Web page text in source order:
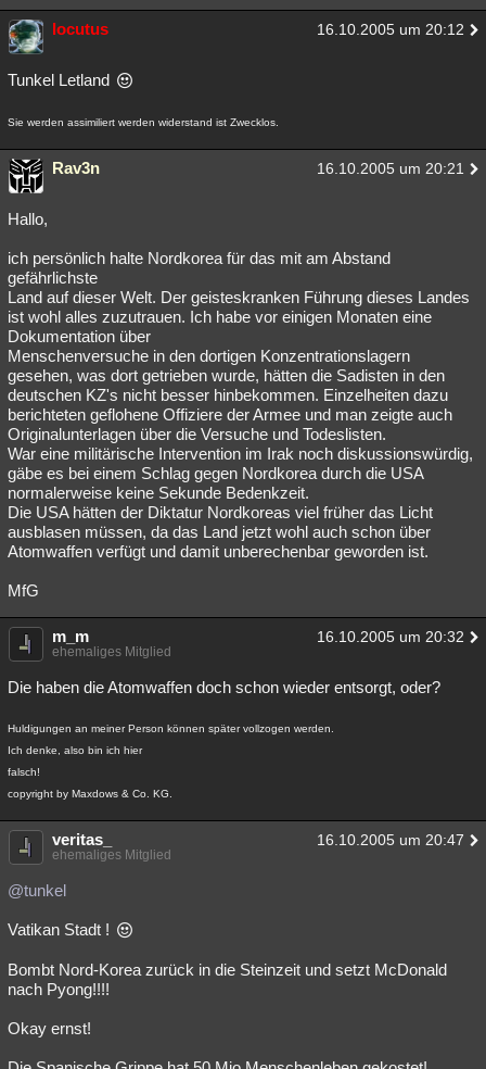
locutus 16.10.2005 um 20:12
Tunkel Letland
Sie werden assimiliert werden widerstand ist Zwecklos.
Rav3n 16.10.2005 um 20:21
Hallo,
ich persönlich halte Nordkorea für das mit am Abstand
gefährlichste
Land auf dieser Welt. Der geisteskranken Führung dieses Landes
ist wohl alles zuzutrauen. Ich habe vor einigen Monaten eine
Dokumentation über
Menschenversuche in den dortigen Konzentrationslagern
gesehen, was dort getrieben wurde, hätten die Sadisten in den
deutschen KZ's nicht besser hinbekommen. Einzelheiten dazu
berichteten geflohene Offiziere der Armee und man zeigte auch
Originalunterlagen über die Versuche und Todeslisten.
War eine militärische Intervention im Irak noch diskussionswürdig,
gäbe es bei einem Schlag gegen Nordkorea durch die USA
normalerweise keine Sekunde Bedenkzeit.
Die USA hätten der Diktatur Nordkoreas viel früher das Licht
ausblasen müssen, da das Land jetzt wohl auch schon über
Atomwaffen verfügt und damit unberechenbar geworden ist.
MfG
m_m 16.10.2005 um 20:32
ehemaliges Mitglied
Die haben die Atomwaffen doch schon wieder entsorgt, oder?
Huldigungen an meiner Person können später vollzogen werden.
Ich denke, also bin ich hier
falsch!
copyright by Maxdows & Co. KG.
veritas_ 16.10.2005 um 20:47
ehemaliges Mitglied
@tunkel
Vatikan Stadt !
Bombt Nord-Korea zurück in die Steinzeit und setzt McDonald
nach Pyong!!!!
Okay ernst!